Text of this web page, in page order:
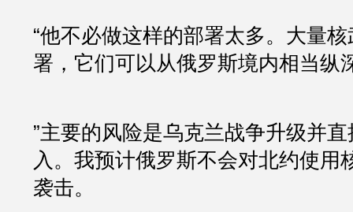
“他不必做这样的部署太多。大量
署，它们可以从俄罗斯境内相当纵
”主要的风险是乌克兰战争升级并
入。我预计俄罗斯不会对北约使用
袭击。